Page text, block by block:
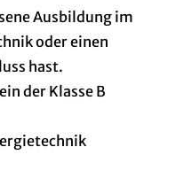
Ausbildung im
oder einen
hast.
der Klasse B